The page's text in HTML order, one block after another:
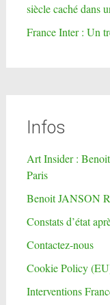
siècle caché dans
France Inter : Un
Infos
Art Insider : Benoit
Paris
Benoit JANSON
Constats d’état
Contactez-nous
Cookie Policy
Interventions